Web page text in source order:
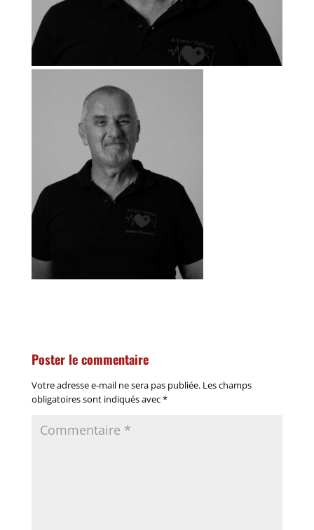
Poster le commentaire
Votre adresse e-mail ne sera pas publiée. Les champs
obligatoires sont indiqués avec*